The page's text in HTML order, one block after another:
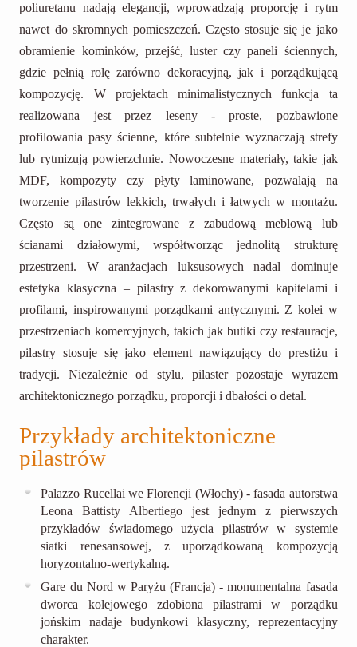
poliuretanu nadają elegancji, wprowadzają proporcję i rytm
nawet do skromnych pomieszczeń. Często stosuje się je jako
obramienie kominków, przejść, luster czy paneli ściennych,
gdzie pełnią rolę zarówno dekoracyjną, jak i porządkującą
kompozycję. W projektach minimalistycznych funkcja ta
realizowana jest przez leseny - proste, pozbawione
profilowania pasy ścienne, które subtelnie wyznaczają strefy
lub rytmizują powierzchnie. Nowoczesne materiały, takie jak
MDF, kompozyty czy płyty laminowane, pozwalają na
tworzenie pilastrów lekkich, trwałych i łatwych w montażu.
Często są one zintegrowane z zabudową meblową lub
ścianami działowymi, współtworząc jednolitą strukturę
przestrzeni. W aranżacjach luksusowych nadal dominuje
estetyka klasyczna – pilastry z dekorowanymi kapitelami i
profilami, inspirowanymi porządkami antycznymi. Z kolei w
przestrzeniach komercyjnych, takich jak butiki czy restauracje,
pilastry stosuje się jako element nawiązujący do prestiżu i
tradycji. Niezależnie od stylu, pilaster pozostaje wyrazem
architektonicznego porządku, proporcji i dbałości o detal.
Przykłady architektoniczne
pilastrów
Palazzo Rucellai we Florencji (Włochy) - fasada autorstwa
Leona Battisty Albertiego jest jednym z pierwszych
przykładów świadomego użycia pilastrów w systemie
siatki renesansowej, z uporządkowaną kompozycją
horyzontalno-wertykalną.
Gare du Nord w Paryżu (Francja) - monumentalna fasada
dworca kolejowego zdobiona pilastrami w porządku
jońskim nadaje budynkowi klasyczny, reprezentacyjny
charakter.